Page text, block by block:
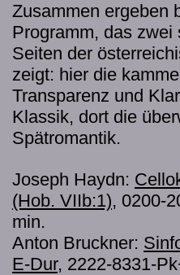
Zusammen ergeben
Programm, das
Seiten der
zeigt: hier die
Transparenz und
Klassik, dort die
Spätromantik.
Joseph Haydn:
(Hob. VIIb:1), 0200-
min.
Anton Bruckner:
E-Dur, 2222-8331-